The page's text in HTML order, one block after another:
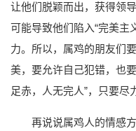
让他们脱颖而出，获得领
可能导致他们陷入“完美主
力。所以，属鸡的朋友们
美，要允许自己犯错，也
足赤，人无完人”，只要尽
再说说属鸡人的情感